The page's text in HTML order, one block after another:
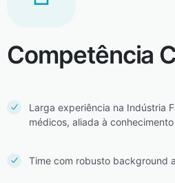
Competência
Larga experiência na Indústria
médicos, aliada à
Time com robusto background